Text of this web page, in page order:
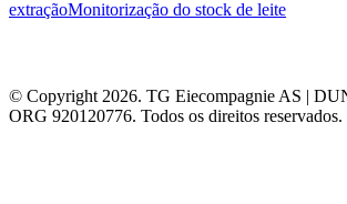
extraçãoMonitorização do stock de leite
© Copyright 2026. TG Eiecompagnie AS |
ORG 920120776. Todos os direitos reservados.